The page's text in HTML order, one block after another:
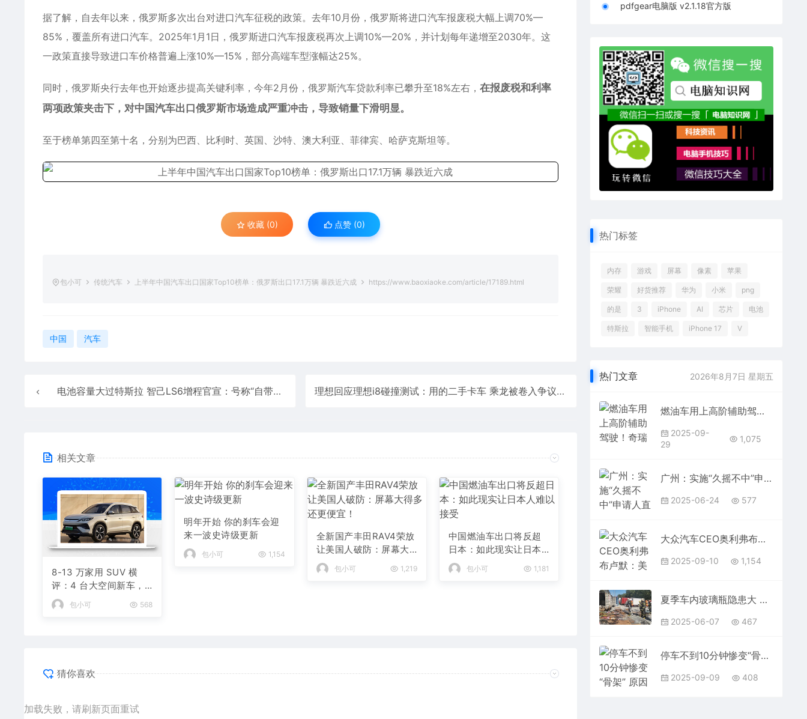
据了解，自去年以来，俄罗斯多次出台对进口汽车征税的政策。去年10月份，俄罗斯将进口汽车报废税大幅上调70%—
85%，覆盖所有进口汽车。2025年1月1日，俄罗斯进口汽车报废税再次上调10%—20%，并计划每年递增至2030年。这
一政策直接导致进口车价格普遍上涨10%—15%，部分高端车型涨幅达25%。
同时，俄罗斯央行去年也开始逐步提高关键利率，今年2月份，俄罗斯汽车贷款利率已攀升至18%左右， 在报废税和利率
两项政策夹击下，对中国汽车出口俄罗斯市场造成严重冲击，导致销量下滑明显。
至于榜单第四至第十名，分别为巴西、比利时、英国、沙特、澳大利亚、菲律宾、哈萨克斯坦等。
收藏 (0) 点赞 (0)
包小可 传统汽车 上半年中国汽车出口国家Top10榜单：俄罗斯出口17.1万辆 暴跌近六成 https://www.baoxiaoke.com/article/17189.html
中国 汽车
电池容量大过特斯拉 智己LS6增程官宣：号称“自带超充桩” 理想回应理想i8碰撞测试：用的二手卡车 乘龙被卷入争议属无心之举
相关文章
8-13 万家用 SUV 横
评：4 台大空间新车，
全家出行不挤不憋屈
包小可 568
明年开始 你的刹车会迎
来一波史诗级更新
包小可 1,154
全新国产丰田RAV4荣放
让美国人破防：屏幕大
得多 还更便宜！
包小可 1,219
中国燃油车出口将反超
日本：如此现实让日本
人难以接受
包小可 1,181
猜你喜欢
加载失败，请刷新页面重试
pdfgear电脑版 v2.1.18官方版
热门标签
内存 游戏 屏幕 像素 苹果
荣耀 好货推荐 华为 小米 png
的是 3 iPhone AI 芯片 电池
特斯拉 智能手机 iPhone 17 V
热门文章 2026年8月7日 星期五
燃油车用上高阶辅助驾驶！奇瑞新款瑞虎9家族上市：12.79万起
2025-09-
29
1,075
广州：实施“久摇不中”申请人直接领取号牌政策
2025-06-24 577
大众汽车CEO奥利弗布卢默：美关税政策已致集团损失数十亿欧元
2025-09-10 1,154
夏季车内玻璃瓶隐患大 一车主因放空酒瓶烧了整个车厢
2025-06-07 467
停车不到10分钟惨变“骨架” 原因竟是一团祭祀灰烬
2025-09-09 408